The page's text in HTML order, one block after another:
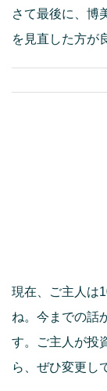
さて最後に、博
を見直した方が
現在、ご主人は
ね。今までの話
す。ご主人が投
ら、ぜひ変更し